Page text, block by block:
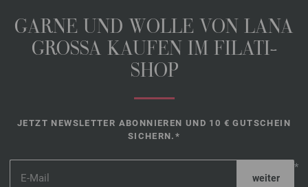
GARNE UND WOLLE VON LANA
GROSSA KAUFEN IM FILATI-
SHOP
JETZT NEWSLETTER ABONNIEREN UND 10 € GUTSCHEIN
SICHERN.*
*